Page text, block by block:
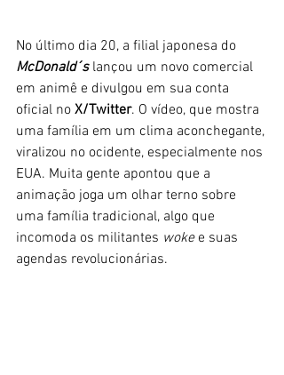
No último dia 20, a filial japonesa do
McDonald´s lançou um novo comercial
em animê e divulgou em sua conta
oficial no X/Twitter. O vídeo, que mostra
uma família em um clima aconchegante,
viralizou no ocidente, especialmente nos
EUA. Muita gente apontou que a
animação joga um olhar terno sobre
uma família tradicional, algo que
incomoda os militantes woke e suas
agendas revolucionárias.